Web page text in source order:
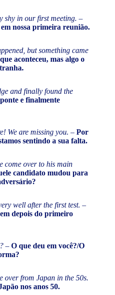
shy in our first meeting. –
nossa primeira reunião.
but something came
aconteceu, mas algo o
and finally found the
e finalmente
We are missing you. – Por
sentindo a sua falta.
come over to his main
candidato mudou para
well after the first test. –
depois do primeiro
– O que deu em você?/O
over from Japan in the 50s.
nos anos 50.